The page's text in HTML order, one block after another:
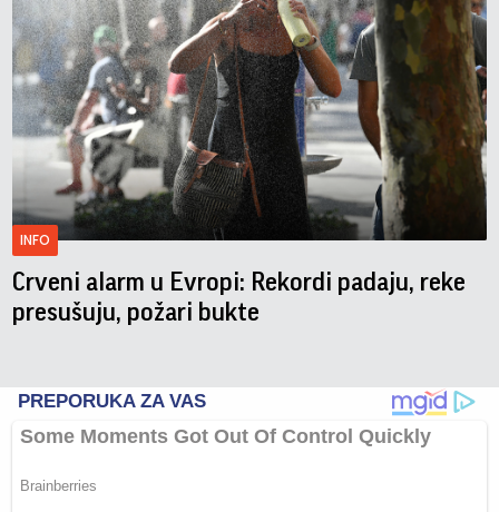
INFO
Crveni alarm u Evropi: Rekordi padaju, reke
presušuju, požari bukte